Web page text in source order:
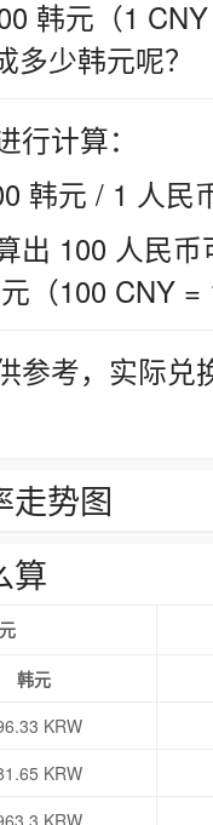
韩元（1
少韩元呢？
计算：
韩元 / 1 人民
出 100 人民
（100 CNY =
参考，实际
走势图
算
韩元
KRW
KRW